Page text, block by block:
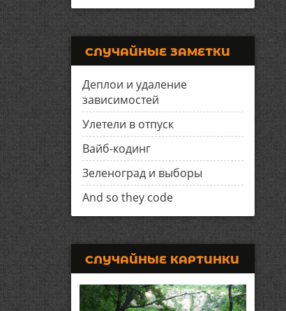
СЛУЧАЙНЫЕ ЗАМЕТКИ
Деплои и удаление
зависимостей
Улетели в отпуск
Вайб-кодинг
Зеленоград и выборы
And so they code
СЛУЧАЙНЫЕ КАРТИНКИ